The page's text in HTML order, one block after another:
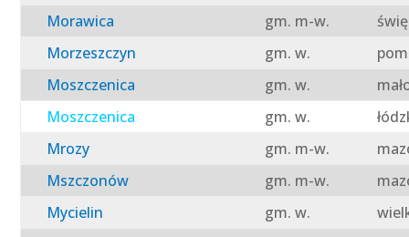
Morawica
gm. m-w.
Morzeszczyn
gm. w.
Moszczenica
gm. w.
Moszczenica
gm. w.
Mrozy
gm. m-w.
Mszczonów
gm. m-w.
Mycielin
gm. w.